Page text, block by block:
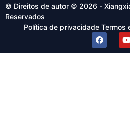
© Direitos de autor © 2026 -
Reservados
Política de privacidade Termos